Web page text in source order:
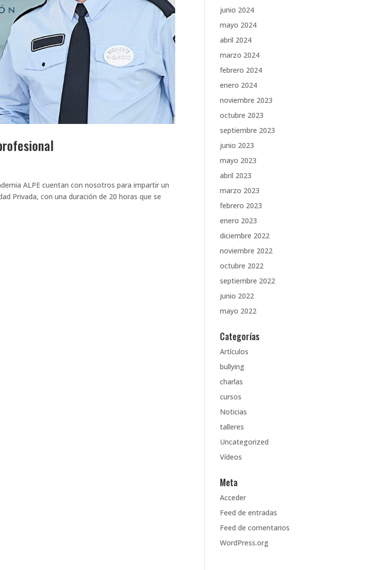
ALPE cuentan con nosotros para impartir un
Privada, con una duración de 20 horas que se
junio 2024
mayo 2024
abril 2024
marzo 2024
febrero 2024
enero 2024
noviembre 2023
octubre 2023
septiembre 2023
junio 2023
mayo 2023
abril 2023
marzo 2023
febrero 2023
enero 2023
diciembre 2022
noviembre 2022
octubre 2022
septiembre 2022
junio 2022
mayo 2022
Categorías
Artículos
bullying
charlas
cursos
Noticias
talleres
Uncategorized
Vídeos
Meta
Acceder
Feed de entradas
Feed de comentarios
WordPress.org